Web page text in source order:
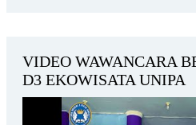
VIDEO WAWANCARA
D3 EKOWISATA UNIPA